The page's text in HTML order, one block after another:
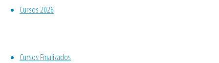
Cursos 2026
Cursos Finalizados